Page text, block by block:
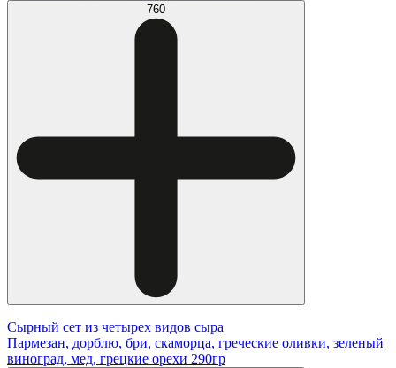
760
Сырный сет из четырех видов сыра
Пармезан, дорблю, бри, скаморца, греческие оливки, зеленый
виноград, мед, грецкие орехи 290гр